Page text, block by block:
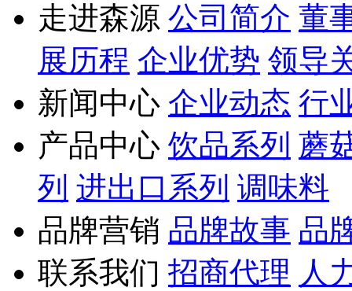
走进森源 公司简介 董
展历程 企业优势 领导
新闻中心 企业动态 行
产品中心 饮品系列 蘑
列 进出口系列 调味料
品牌营销 品牌故事 品
联系我们 招商代理 人